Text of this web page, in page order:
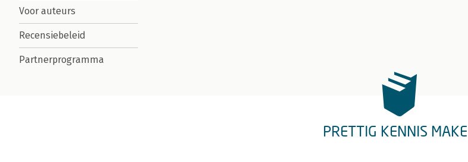
Voor auteurs
Recensiebeleid
Partnerprogramma
PRETTIG KENNIS